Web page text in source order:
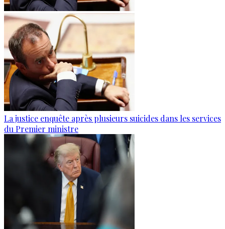
La justice enquête après plusieurs suicides dans les services
du Premier ministre